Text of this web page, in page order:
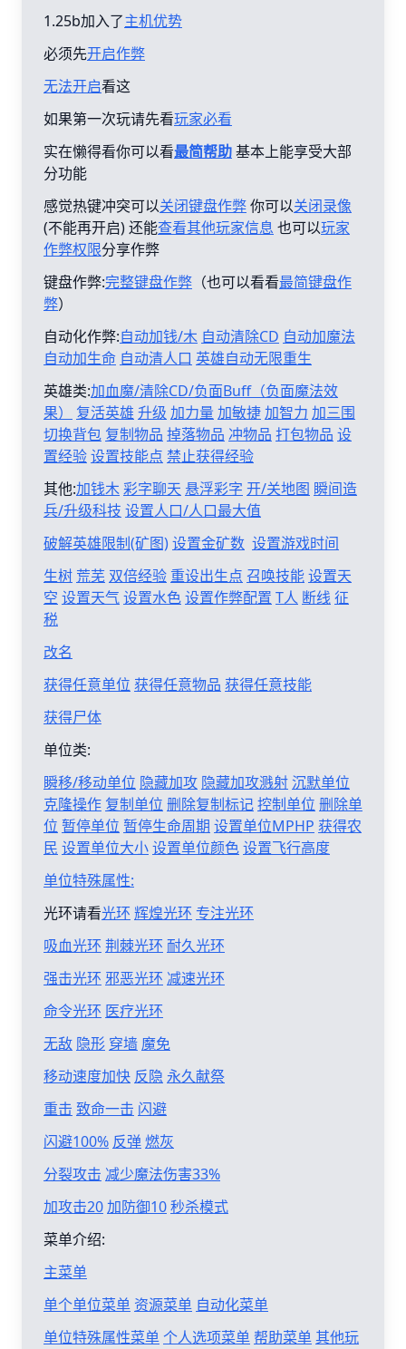
1.25b加入了主机优势
必须先开启作弊
无法开启看这
如果第一次玩请先看玩家必看
实在懒得看你可以看最简帮助基本上能享受大部
分功能
感觉热键冲突可以关闭键盘作弊你可以关闭录像
(不能再开启) 还能查看其他玩家信息 也可以玩家
作弊权限分享作弊
键盘作弊:完整键盘作弊 （也可以看看最简键盘作
弊）
自动化作弊:自动加钱/木 自动清除CD 自动加魔法
自动加生命 自动清人口 英雄自动无限重生
英雄类:加血魔/清除CD/负面Buff（负面魔法效
果）
复活英雄 升级 加力量 加敏捷加智力 加三围
切换背包 复制物品 掉落物品 冲物品 打包物品 设
置经验设置技能点 禁止获得经验
其他:加钱木彩字聊天 悬浮彩字 开/关地图 瞬间造
兵/升级科技 设置人口/人口最大值
破解英雄限制(矿图)设置金矿数 设置游戏时间
生树 荒芜 双倍经验 重设出生点 召唤技能设置天
空 设置天气设置水色设置作弊配置 T人 断线征
税
改名
获得任意单位 获得任意物品 获得任意技能
获得尸体
单位类:
瞬移/移动单位 隐藏加攻 隐藏加攻溅射沉默单位
克隆操作 复制单位 删除复制标记控制单位 删除单
位 暂停单位 暂停生命周期 设置单位MPHP 获得农
民 设置单位大小设置单位颜色设置飞行高度
单位特殊属性:
光环请看光环 辉煌光环 专注光环
吸血光环 荆棘光环 耐久光环
强击光环 邪恶光环 减速光环
命令光环 医疗光环
无敌 隐形 穿墙 魔免
移动速度加快 反隐 永久献祭
重击 致命一击 闪避
闪避100% 反弹燃灰
分裂攻击 减少魔法伤害33%
加攻击20加防御10秒杀模式
菜单介绍:
主菜单
单个单位菜单 资源菜单 自动化菜单
单位特殊属性菜单个人选项菜单帮助菜单其他玩